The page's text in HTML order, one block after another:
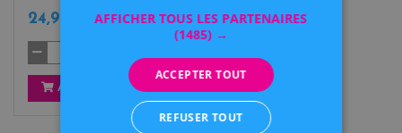
24,90 € TTC
AJOUTER
AFFICHER TOUS LES PARTENAIRES
(1485) →
ACCEPTER TOUT
REFUSER TOUT